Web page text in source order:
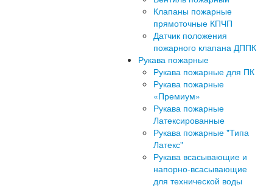
Клапаны пожарные
прямоточные КПЧП
Датчик положения
пожарного клапана ДППК
Рукава пожарные
Рукава пожарные для ПК
Рукава пожарные
«Премиум»
Рукава пожарные
Латексированные
Рукава пожарные "Типа
Латекс"
Рукава всасывающие и
напорно-всасывающие
для технической воды